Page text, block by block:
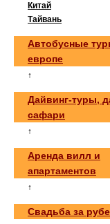
Китай
Тайвань
Автобусные
европе
↑
Дайвинг-туры,
сафари
↑
Аренда вилл и
апартаментов
↑
Свадьба за